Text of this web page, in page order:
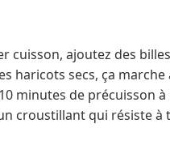
cuisson, ajoutez des
haricots secs, ça marche
minutes de précuisson à
croustillant qui résiste à